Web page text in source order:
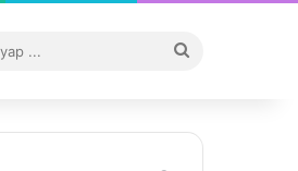
...